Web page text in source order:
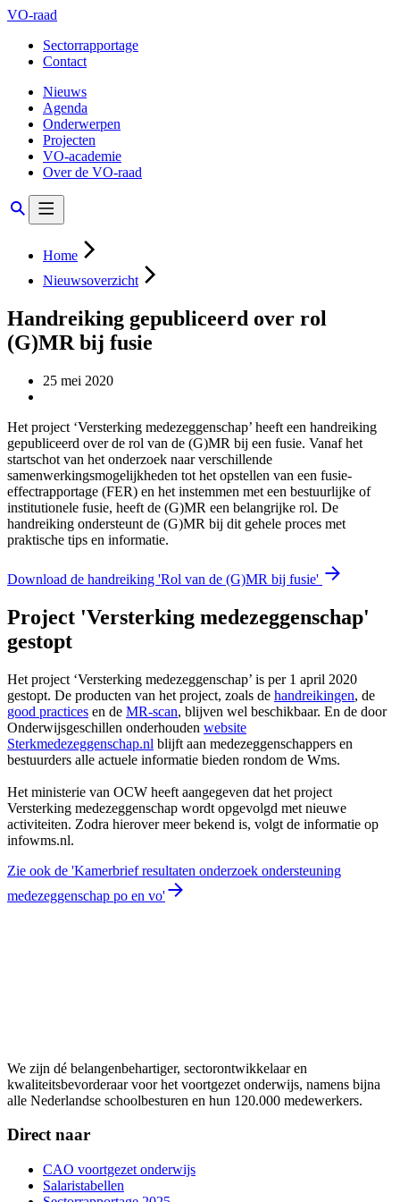
VO-raad
Sectorrapportage
Contact
Nieuws
Agenda
Onderwerpen
Projecten
VO-academie
Over de VO-raad
Home
Nieuwsoverzicht
Handreiking gepubliceerd over rol
(G)MR bij fusie
25 mei 2020
Het project ‘Versterking medezeggenschap’ heeft een handreiking
gepubliceerd over de rol van de (G)MR bij een fusie. Vanaf het
startschot van het onderzoek naar verschillende
samenwerkingsmogelijkheden tot het opstellen van een fusie-
effectrapportage (FER) en het instemmen met een bestuurlijke of
institutionele fusie, heeft de (G)MR een belangrijke rol. De
handreiking ondersteunt de (G)MR bij dit gehele proces met
praktische tips en informatie.
Download de handreiking 'Rol van de (G)MR bij fusie'
Project 'Versterking medezeggenschap'
gestopt
Het project ‘Versterking medezeggenschap’ is per 1 april 2020
gestopt. De producten van het project, zoals de handreikingen, de
good practices en de MR-scan, blijven wel beschikbaar. En de door
Onderwijsgeschillen onderhouden website
Sterkmedezeggenschap.nl blijft aan medezeggenschappers en
bestuurders alle actuele informatie bieden rondom de Wms.
Het ministerie van OCW heeft aangegeven dat het project
Versterking medezeggenschap wordt opgevolgd met nieuwe
activiteiten. Zodra hierover meer bekend is, volgt de informatie op
infowms.nl.
Zie ook de 'Kamerbrief resultaten onderzoek ondersteuning
medezeggenschap po en vo'
We zijn dé belangenbehartiger, sectorontwikkelaar en
kwaliteitsbevorderaar voor het voortgezet onderwijs, namens bijna
alle Nederlandse schoolbesturen en hun 120.000 medewerkers.
Direct naar
CAO voortgezet onderwijs
Salaristabellen